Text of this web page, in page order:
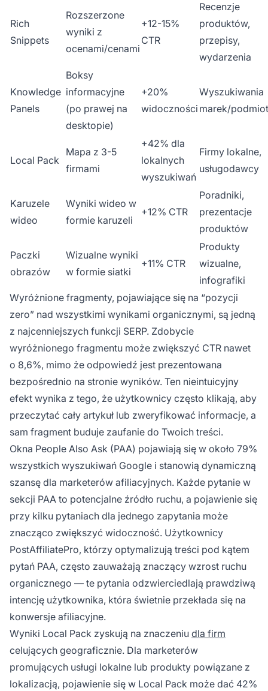
Rich
Snippets
Rozszerzone
wyniki z
ocenami/cenami
+12-15%
CTR
Recenzje
produktów,
przepisy,
wydarzenia
Knowledge
Panels
Boksy
informacyjne
(po prawej na
desktopie)
+20%
widoczności
Wyszukiwania
marek/
Local Pack
Mapa z 3-5
firmami
+42% dla
lokalnych
wyszukiwań
Firmy lokalne,
usługodawcy
Karuzele
wideo
Wyniki wideo w
formie karuzeli
+12% CTR
Poradniki,
prezentacje
produktów
Paczki
obrazów
Wizualne wyniki
w formie siatki
+11% CTR
Produkty
wizualne,
infografiki
Wyróżnione fragmenty, pojawiające się na “pozycji
zero” nad wszystkimi wynikami organicznymi, są jedną
z najcenniejszych funkcji SERP. Zdobycie
wyróżnionego fragmentu może zwiększyć CTR nawet
o 8,6%, mimo że odpowiedź jest prezentowana
bezpośrednio na stronie wyników. Ten nieintuicyjny
efekt wynika z tego, że użytkownicy często klikają, aby
przeczytać cały artykuł lub zweryfikować informacje, a
sam fragment buduje zaufanie do Twoich treści.
Okna People Also Ask (PAA) pojawiają się w około 79%
wszystkich wyszukiwań Google i stanowią dynamiczną
szansę dla marketerów afiliacyjnych. Każde pytanie w
sekcji PAA to potencjalne źródło ruchu, a pojawienie się
przy kilku pytaniach dla jednego zapytania może
znacząco zwiększyć widoczność. Użytkownicy
PostAffiliatePro, którzy optymalizują treści pod kątem
pytań PAA, często zauważają znaczący wzrost ruchu
organicznego — te pytania odzwierciedlają prawdziwą
intencję użytkownika, która świetnie przekłada się na
konwersje afiliacyjne.
Wyniki Local Pack zyskują na znaczeniu dla firm
celujących geograficznie. Dla marketerów
promujących usługi lokalne lub produkty powiązane z
lokalizacją, pojawienie się w Local Pack może dać 42%